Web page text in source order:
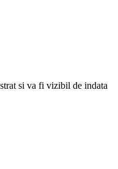
si va fi vizibil de indata